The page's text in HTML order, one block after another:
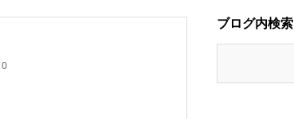
0
ブログ内検索